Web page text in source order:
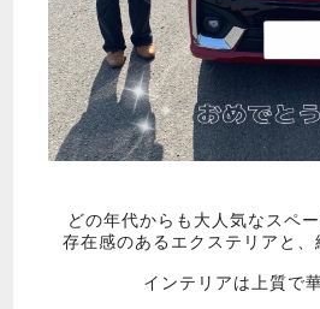
どの年代からも大人気なスペ
存在感のあるエクステリアと
インテリアは上質で